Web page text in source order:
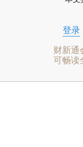
登录
财新通
可畅读